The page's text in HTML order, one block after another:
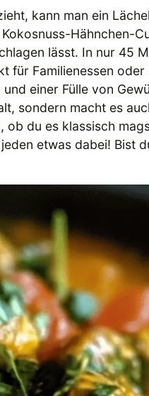
kann man ein
Hähnchen-
lässt. In nur 45
für Familienessen
einer Fülle von
sondern macht es
ob du es klassisch
etwas dabei! Bist